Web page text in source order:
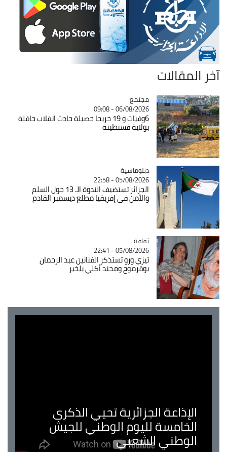
آخر المقالات
Catégorie
مجتمع
06/08/2026 - 09:08
6وفيات و 19 جريحا حصيلة حادث انقلاب حافلة
بولاية قسنطينة
Catégorie
دبلوماسية
05/08/2026 - 22:58
الجزائر تستضيف الندوة الـ 13 حول السلم
والأمن في إفريقيا مطلع ديسمبر القادم
Catégorie
ثقافة
05/08/2026 - 22:41
تيزي وزو تستذكر الفنانين عبد الرحمان
بوقرموح ومحند أكلي بلخير
الإذاعة الجزائرية تحيي الذكرى
الخامسة لليوم الوطني للجيش
الوطني الشعبي